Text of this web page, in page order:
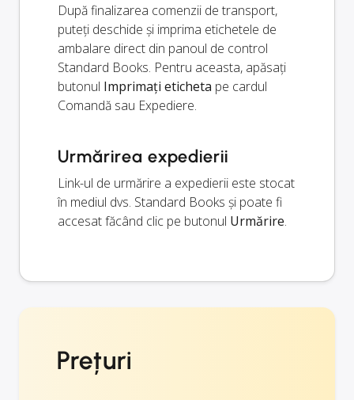
După finalizarea comenzii de transport,
puteți deschide și imprima etichetele de
ambalare direct din panoul de control
Standard Books. Pentru aceasta, apăsați
butonul Imprimați eticheta pe cardul
Comandă sau Expediere.
Urmărirea expedierii
Link-ul de urmărire a expedierii este stocat
în mediul dvs. Standard Books și poate fi
accesat făcând clic pe butonul Urmărire.
Prețuri